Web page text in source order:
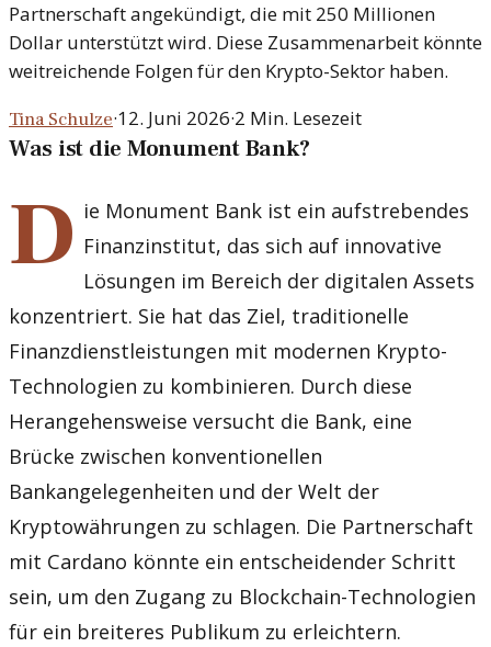
Partnerschaft angekündigt, die mit 250 Millionen
Dollar unterstützt wird. Diese Zusammenarbeit könnte
weitreichende Folgen für den Krypto-Sektor haben.
Tina Schulze·12. Juni 2026·2 Min. Lesezeit
Was ist die Monument Bank?
D ie Monument Bank ist ein aufstrebendes
Finanzinstitut, das sich auf innovative
Lösungen im Bereich der digitalen Assets
konzentriert. Sie hat das Ziel, traditionelle
Finanzdienstleistungen mit modernen Krypto-
Technologien zu kombinieren. Durch diese
Herangehensweise versucht die Bank, eine
Brücke zwischen konventionellen
Bankangelegenheiten und der Welt der
Kryptowährungen zu schlagen. Die Partnerschaft
mit Cardano könnte ein entscheidender Schritt
sein, um den Zugang zu Blockchain-Technologien
für ein breiteres Publikum zu erleichtern.